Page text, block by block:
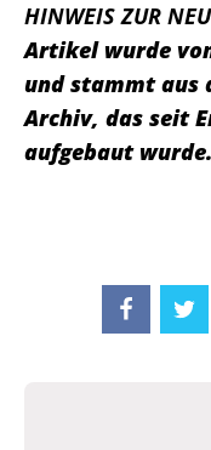
HINWEIS ZUR
Artikel wurde
und stammt aus
Archiv, das seit
aufgebaut wurde.